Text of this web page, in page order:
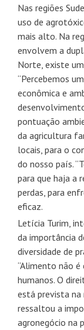
Nas regiões
uso de
mais alto. Na
envolvem a
Norte, existe
“Percebemos
econômica e
pontuação
da agricultura
locais, para o
do nosso país.
para que haja a
perdas, para
eficaz.
Letícia Turim,
da importância
diversidade de
“Alimento não
humanos. O
está prevista na
ressaltou a
agronegócio na